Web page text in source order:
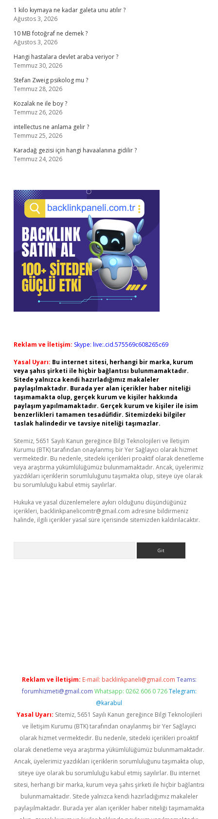
1 kilo kıymaya ne kadar galeta unu atılır ?
Ağustos 3, 2026
10 MB fotoğraf ne demek ?
Ağustos 3, 2026
Hangi hastalara devlet araba veriyor ?
Temmuz 30, 2026
Stefan Zweig psikolog mu ?
Temmuz 28, 2026
Kozalak ne ile boy ?
Temmuz 26, 2026
intellectus ne anlama gelir ?
Temmuz 25, 2026
Karadağ gezisi için hangi havaalanına gidilir ?
Temmuz 24, 2026
Reklam ve İletişim: Skype: live:.cid.575569c608265c69
Yasal Uyarı: Bu internet sitesi, herhangi bir marka, kurum
veya şahıs şirketi ile hiçbir bağlantısı bulunmamaktadır.
Sitede yalnızca kendi hazırladığımız makaleler
paylaşılmaktadır. Burada yer alan içerikler haber niteliği
taşımamakta olup, gerçek kurum ve kişiler hakkında
paylaşım yapılmamaktadır. Gerçek kurum ve kişiler ile isim
benzerlikleri tamamen tesadüfidir. Sitemizdeki bilgiler
taslak halindedir ve tavsiye niteliği taşımazlar.
Sitemiz, 5651 Sayılı Kanun gereğince Bilgi Teknolojileri ve İletişim
Kurumu (BTK) tarafından onaylanmış bir Yer Sağlayıcı olarak hizmet
vermektedir. Bu nedenle, sitedeki içerikleri proaktif olarak denetleme
veya araştırma yükümlülüğümüz bulunmamaktadır. Ancak, üyelerimiz
yazdıkları içeriklerin sorumluluğunu taşımakta olup, siteye üye olarak
bu sorumluluğu kabul etmiş sayılırlar.
Hukuka ve yasal düzenlemelere aykırı olduğunu düşündüğünüz
içerikleri, backlinkpanelicomtr@gmail.com adresine bildirmeniz
halinde, ilgili içerikler yasal süre içerisinde sitemizden kaldırılacaktır.
Reklam ve İletişim: E-mail: backlinkpaneli@gmail.com Teams:
forumhizmeti@gmail.com Whatsapp: 0262 606 0 726 Telegram:
@karabul
Yasal Uyarı: Sitemiz, 5651 Sayılı Kanun gereğince Bilgi Teknolojileri
ve İletişim Kurumu (BTK) tarafından onaylanmış bir Yer Sağlayıcı
olarak hizmet vermektedir. Bu nedenle, sitedeki içerikleri proaktif
olarak denetleme veya araştırma yükümlülüğümüz bulunmamaktadır.
Ancak, üyelerimiz yazdıkları içeriklerin sorumluluğunu taşımakta olup,
siteye üye olarak bu sorumluluğu kabul etmiş sayılırlar. Bu internet
sitesi, herhangi bir marka, kurum veya şahıs şirketi ile hiçbir bağlantısı
bulunmamaktadır. Sitede yalnızca kendi hazırladığımız makaleler
paylaşılmaktadır. Burada yer alan içerikler haber niteliği taşımamakta